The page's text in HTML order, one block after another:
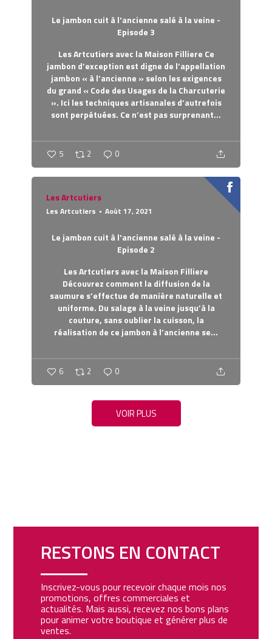
Le jambon cuit à l'ancienne salé à la veine -
Episode 3
Les Artcutiers avec la Maison Filliere Ce
jambon d’exception est digne de l’appellation
jambon « à l’ancienne » selon les exigences
du grand « Code des Usages de la Charcuterie
». Ici les techniques artisanales d’autrefois
sont perpétuées. Ce n’est pas surprenant...
5 2 0
Les Artcutiers
Les Artcutiers Août 17, 2021
Le jambon cuit à l'ancienne salé à la veine -
Episode 2
Les Artcutiers avec la Maison Filliere
Découvrez comment la diffusion de la
saumure s’effectue de manière naturelle et
uniforme. Du salage à la veine jusqu’à la
couture, sans oublier la cuisson, la
réalisation de ce jambon à l’ancienne se...
6 2 0
VOIR PLUS
RESTONS EN CONTACT
Inscrivez-vous pour recevoir chaque mois nos
promotions, offres commerciales et
actualités. Mais aussi, recevez nos bons plans
pour animer votre boutique et générer plus de
ventes.